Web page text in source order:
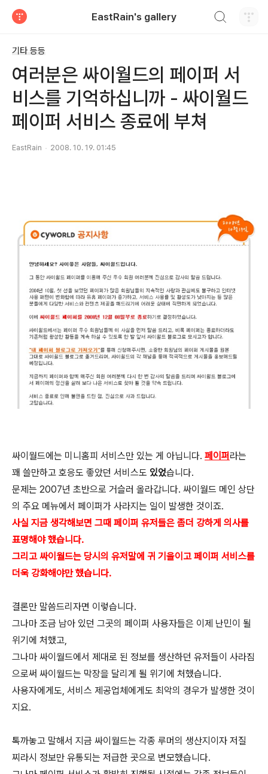
EastRain's gallery
기타 등등
여러분은 싸이월드의 페이퍼 서
비스를 기억하십니까 - 싸이월드
페이퍼 서비스 종료에 부쳐
EastRain 2008. 10. 19. 01:45
싸이월드에는 미니홈피 서비스만 있는 게 아닙니다. 페이퍼 라는
꽤 쓸만하고 호응도 좋았던 서비스도 있었습니다.
문제는 2007년 초반으로 거슬러 올라갑니다. 싸이월드 메인 상단
의 주요 메뉴에서 페이퍼가 사라지는 일이 발생한 것이죠.
사실 지금 생각해보면 그때 페이퍼 유저들은 좀더 강하게 의사를
표명해야 했습니다.
그리고 싸이월드는 당시의 유저말에 귀 기울이고 페이퍼 서비스를
더욱 강화해야만 했습니다.
결론만 말씀드리자면 이렇습니다.
그나마 조금 남아 있던 그곳의 페이퍼 사용자들은 이제 난민이 될
위기에 처했고,
그나마 싸이월드에서 제대로 된 정보를 생산하던 유저들이 사라짐
으로써 싸이월드는 막장을 달리게 될 위기에 처했습니다.
사용자에게도, 서비스 제공업체에게도 최악의 경우가 발생한 것이
지요.
톡까놓고 말해서 지금 싸이월드는 각종 루머의 생산지이자 저질
찌라시 정보만 유통되는 저급한 곳으로 변모했습니다.